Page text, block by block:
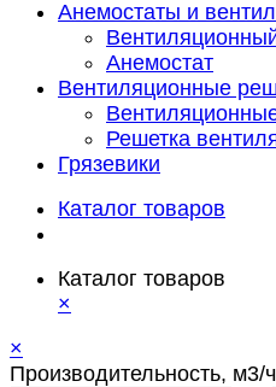
Анемостаты и
Анемостат
Вентиляционные
Решетка
Грязевики
Каталог товаров
Каталог товаров
×
×
Производительность, м3/